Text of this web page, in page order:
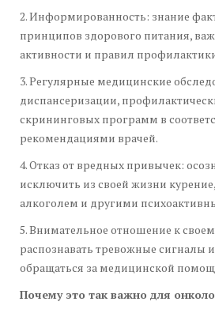
2. Информированность: знание
принципов здорового питания,
активности и правил
3. Регулярные медицинские
диспансеризации,
скрининговых программ в
рекомендациями врачей.
4. Отказ от вредных привычек:
исключить из своей жизни
алкоголем и другими
5. Внимательное отношение к
распознавать тревожные сигналы
обращаться за медицинской
Почему это так важно для